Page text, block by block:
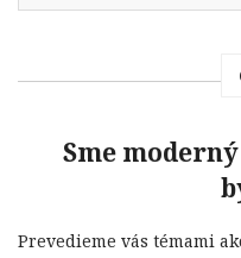
Sme
Prevedieme vás témami